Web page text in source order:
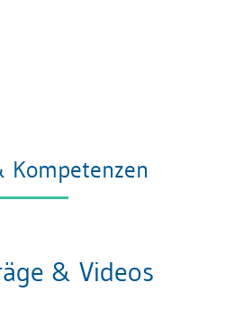
Kompetenzen
& Videos